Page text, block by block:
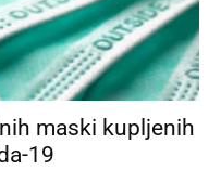
maski kupljenih
19